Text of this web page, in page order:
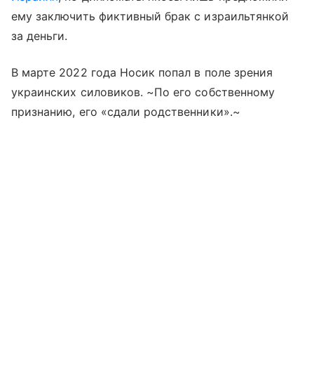
ему заключить фиктивный брак с израильтянкой
за деньги.
В марте 2022 года Носик попал в поле зрения
украинских силовиков. ~По его собственному
признанию, его «сдали родственники».~